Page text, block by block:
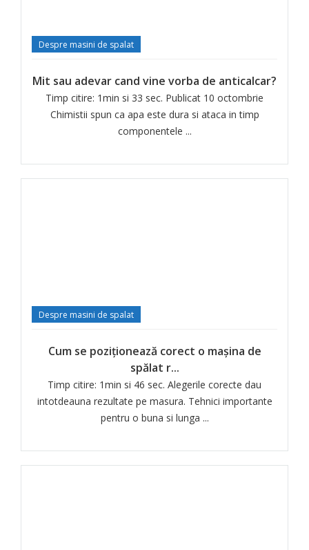
Despre masini de spalat
Mit sau adevar cand vine vorba de anticalcar?
Timp citire: 1min si 33 sec. Publicat 10 octombrie
Chimistii spun ca apa este dura si ataca in timp
componentele ...
Despre masini de spalat
Cum se poziționează corect o mașina de
spălat r...
Timp citire: 1min si 46 sec. Alegerile corecte dau
intotdeauna rezultate pe masura. Tehnici importante
pentru o buna si lunga ...